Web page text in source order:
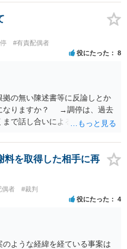
めて一度弁護士に相談すること
#有責配偶者
役にたった 8
の無い陳述書等に反論しとか
なりますか？ →調停は、過去
で話し合いによる合意を目指
います）。但し、調停委員が
いるときは別です。 また、反
不利になることはないと思い
くると思いますが、調停段階
ことに余り意味はないように
料を取得した相手に再
偶者 #裁判
役にたった 4
ような経緯を経ている事案は